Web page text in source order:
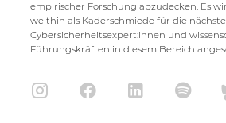
empirischer Forschung abzudecken. Es
weithin als Kaderschmiede für die
Cybersicherheitsexpert:innen und
Führungskräften in diesem Bereich